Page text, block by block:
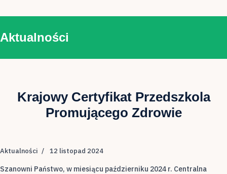
Aktualności
Krajowy Certyfikat Przedszkola
Promującego Zdrowie
Aktualności 12 listopad 2024
Szanowni Państwo, w miesiącu październiku 2024 r. Centralna